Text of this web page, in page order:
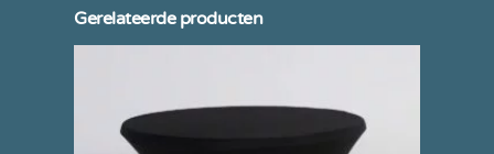
Gerelateerde producten